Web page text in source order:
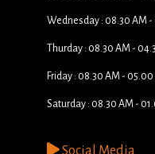
Wednesday : 08.30 AM -
Thurday : 08.30 AM -
Friday : 08.30 AM - 05.00
Saturday : 08.30 AM -
Social Media